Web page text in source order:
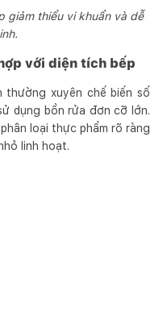
giảm thiểu vi khuẩn và dễ
với diện tích bếp
thường xuyên chế biến số
dụng bồn rửa đơn cỡ lớn.
loại thực phẩm rõ ràng
linh hoạt.